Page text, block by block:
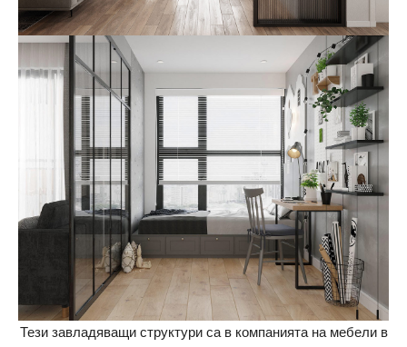
Тези завладяващи структури са в компанията на мебели в